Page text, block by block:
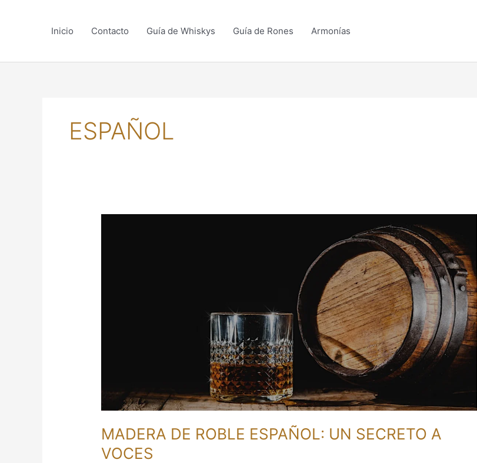
Inicio Contacto Guía de Whiskys Guía de Rones Armonías
ESPAÑOL
MADERA DE ROBLE ESPAÑOL: UN SECRETO A
VOCES